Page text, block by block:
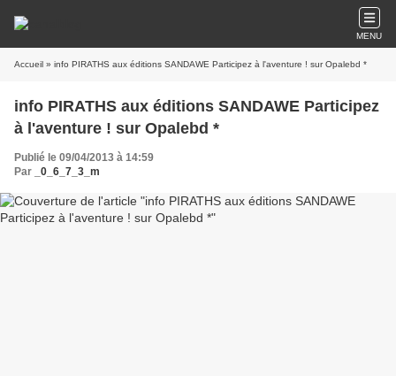
MENU
Accueil » info PIRATHS aux éditions SANDAWE Participez à l'aventure ! sur Opalebd *
info PIRATHS aux éditions SANDAWE Participez
à l'aventure ! sur Opalebd *
Publié le 09/04/2013 à 14:59
Par
_0_6_7_3_m